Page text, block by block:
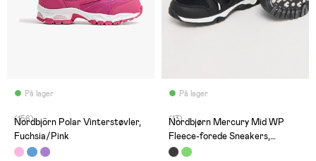
På lager
(156)
Nordbjörn Polar Vinterstøvler,
Fuchsia/Pink
På lager
(13)
Nordbjørn Mercury Mid WP
Fleece-forede Sneakers,
Black/White